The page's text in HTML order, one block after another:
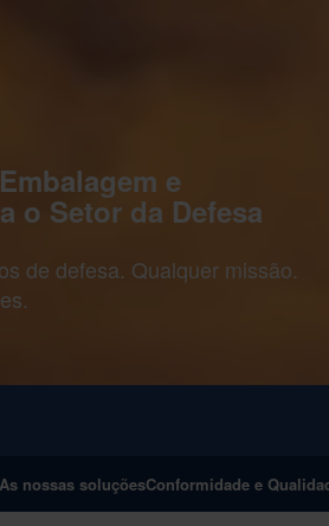
e
o Setor da Defesa
de defesa. Qualquer missão.
As nossas soluçõesConformidade e